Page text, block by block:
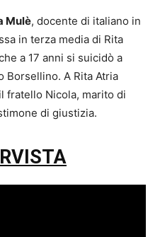
Mulè, docente di italiano in
in terza media di Rita
a 17 anni si suicidò a
Borsellino. A Rita Atria
fratello Nicola, marito di
di giustizia.